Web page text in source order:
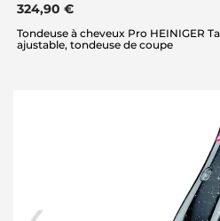
324,90 €
Tondeuse à cheveux Pro HEINIGER
ajustable, tondeuse de coupe